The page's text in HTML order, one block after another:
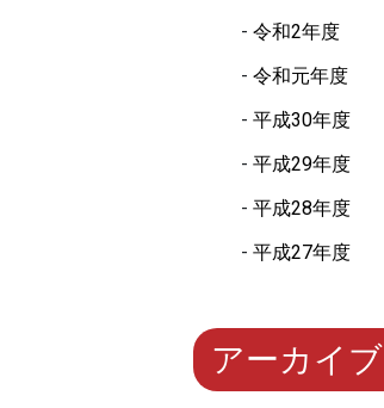
令和2年度
令和元年度
平成30年度
平成29年度
平成28年度
平成27年度
アーカイブ